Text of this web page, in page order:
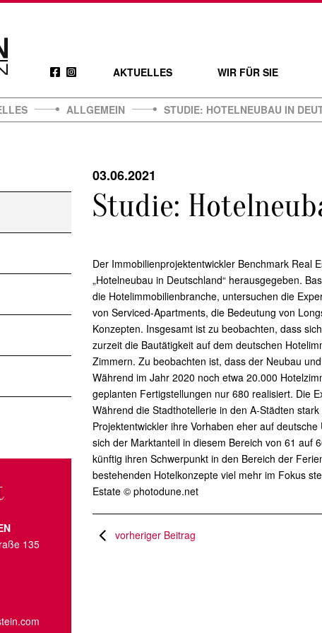
AKTUELLES WIR FÜR SIE
ALLGEMEIN STUDIE: HOTELNEUBAU IN
03.06.2021
Studie:
Der Immobilienprojektentwickler Benchmark Real
„Hotelneubau in Deutschland“ herausgegeben.
die Hotelimmobilienbranche, untersuchen die
von Serviced-Apartments, die Bedeutung von
Konzepten. Insgesamt ist zu beobachten, dass
zurzeit die Bautätigkeit auf dem deutschen
Zimmern. Zu beobachten ist, dass der Neubau
Während im Jahr 2020 noch etwa 20.000
geplanten Fertigstellungen nur 680 realisiert. Die
Während die Stadthotellerie in den A-Städten
Projektentwickler ihre Vorhaben eher auf
sich der Marktanteil in diesem Bereich von 61 auf
künftig ihren Schwerpunkt in den Bereich der
bestehenden Hotelkonzepte viel mehr im Fokus
Estate © photodune.net
vorheriger Beitrag
135